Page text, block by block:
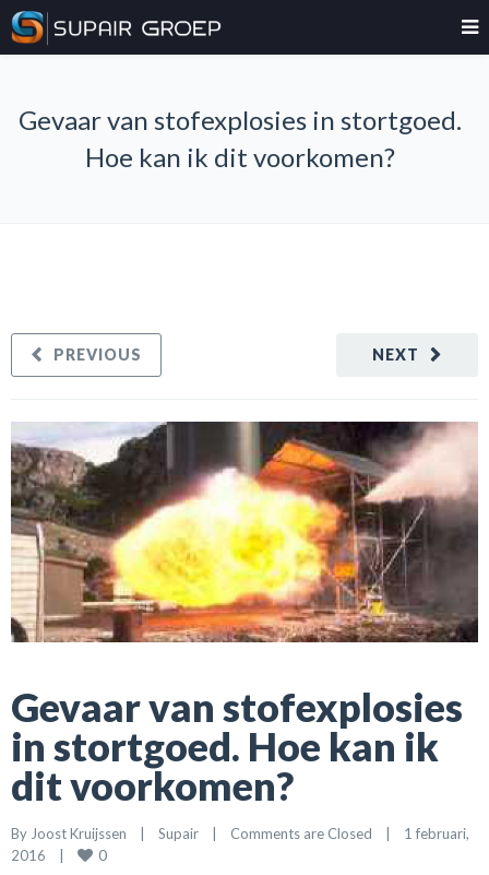
Gevaar van stofexplosies in stortgoed.
Hoe kan ik dit voorkomen?
NEXT
PREVIOUS
Gevaar van stofexplosies
in stortgoed. Hoe kan ik
dit voorkomen?
By Joost Kruijssen | Supair | Comments are Closed |
1 februari,
2016 | 0